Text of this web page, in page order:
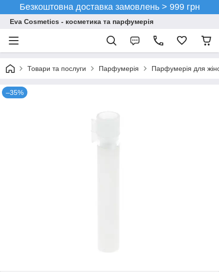
Безкоштовна доставка замовлень > 999 грн
Eva Cosmetics - косметика та парфумерія
Товари та послуги Парфумерія Парфумерія для
–35%